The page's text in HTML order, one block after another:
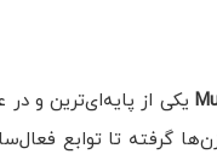
یکی از پایه‌ای‌ترین و